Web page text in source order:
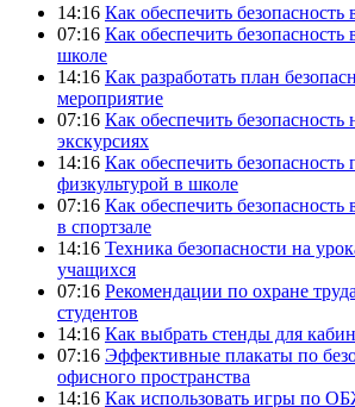
14:16 Как обеспечить
07:16 Как обеспечить безопасность
школе
14:16 Как разработать план
мероприятие
07:16 Как обеспечить
экскурсиях
14:16 Как обеспечить безопасность
физкультурой в школе
07:16 Как обеспечить безопасность
в спортзале
14:16 Техника безопасности на
учащихся
07:16 Рекомендации по охране
студентов
14:16 Как выбрать стенды для
07:16 Эффективные плакаты по
офисного пространства
14:16 Как использовать игры по